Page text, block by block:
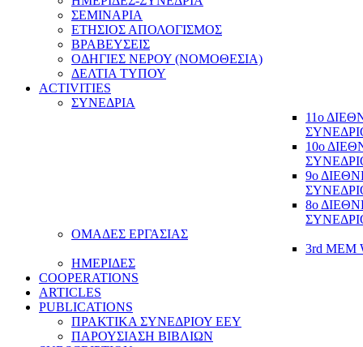
ΣΕΜΙΝΑΡΙΑ
ΕΤΗΣΙΟΣ ΑΠΟΛΟΓΙΣΜΟΣ
ΒΡΑΒΕΥΣΕΙΣ
ΟΔΗΓΙΕΣ ΝΕΡΟΥ (ΝΟΜΟΘΕΣΙΑ)
ΔΕΛΤΙΑ ΤΥΠΟΥ
ACTIVITIES
ΣΥΝΕΔΡΙΑ
11ο
10ο
9ο
8ο
ΟΜΑΔΕΣ ΕΡΓΑΣΙΑΣ
3rd MEM
ΗΜΕΡΙΔΕΣ
COOPERATIONS
ARTICLES
PUBLICATIONS
ΠΡΑΚΤΙΚΑ ΣΥΝΕΔΡΙΟΥ ΕΕΥ
ΠΑΡΟΥΣΙΑΣΗ ΒΙΒΛΙΩΝ